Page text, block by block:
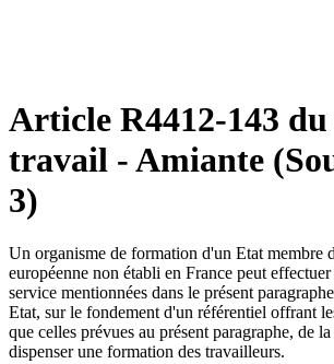
Article R4412-143
travail - Amiante
3)
Un organisme de formation d'un Etat membre
européenne non établi en France peut
service mentionnées dans le présent
Etat, sur le fondement d'un référentiel offrant
que celles prévues au présent paragraphe, de
dispenser une formation des travailleurs.